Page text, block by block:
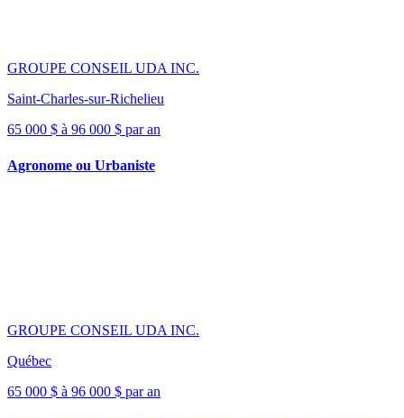
GROUPE CONSEIL UDA INC.
Saint-Charles-sur-Richelieu
65 000 $ à 96 000 $ par an
Agronome ou Urbaniste
GROUPE CONSEIL UDA INC.
Québec
65 000 $ à 96 000 $ par an